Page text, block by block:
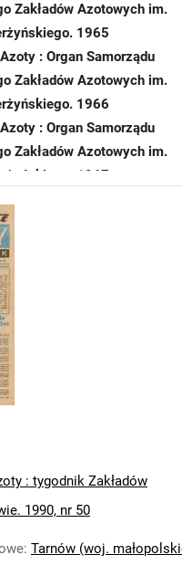
Zakładów Azotowych im.
1965
: Organ Samorządu
Zakładów Azotowych im.
1966
: Organ Samorządu
Zakładów Azotowych im.
1967
Zakładów Azotowych im.
1968
: Organ Samorządu
Zakładów Azotowych im.
1969
: Organ Samorządu
Zakładów Azotowych im.
1970
: Organ Samorządu
Zakładów Azotowych im.
: Organ Samorządu
: tygodnik Zakładów
1990, nr 50
: Tarnów (woj.